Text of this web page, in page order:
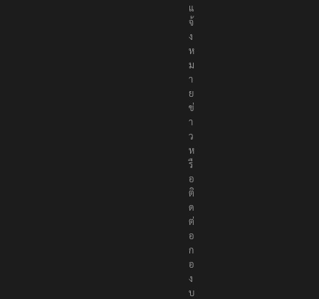
แ
จ้
ง
ห
ม
า
ย
ข่
า
ว
ห
รื
อ
ติ
ด
ต่
อ
ก
อ
ง
บ